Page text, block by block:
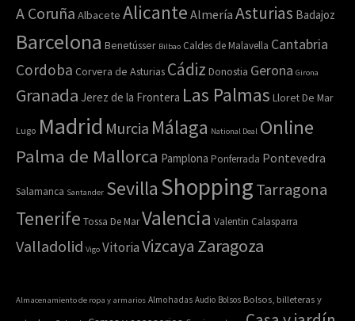
A Coruña Albacete Alicante Almería Asturias Badajoz
Barcelona Benetússer Bilbao Caldes de Malavella Cantabria
Cordoba Corvera de Asturias Cádiz Donostia Gerona Girona
Granada Jerez de la Frontera Las Palmas Lloret De Mar
Lugo Madrid Murcia Málaga National Deal Online
Palma de Mallorca Pamplona Ponferrada Pontevedra
Salamanca Santander Sevilla ShoppingTarragona
Tenerife Tossa De MarValencia Valentin Calasparra
Valladolid Vigo VitoriaVizcaya Zaragoza
Almacenamiento de ropa y armarios Almohadas Audio Bolsos Bolsos, billeteras y